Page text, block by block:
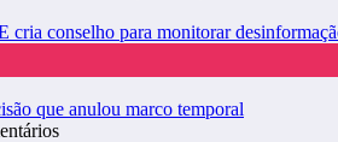
cria conselho para monitorar
que anulou marco temporal